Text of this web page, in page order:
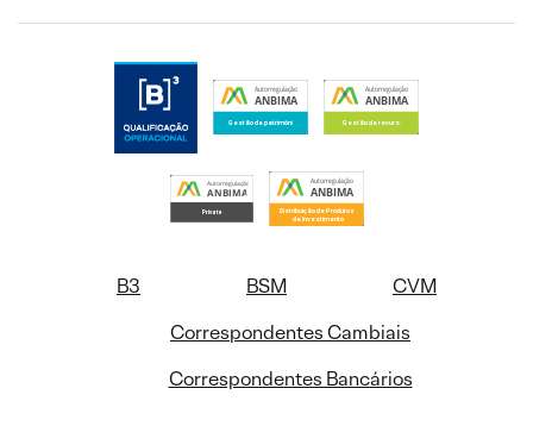
B3 BSM
CVM
Correspondentes Cambiais
Correspondentes Bancários